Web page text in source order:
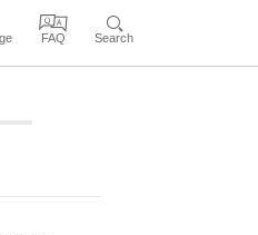
FAQ Search